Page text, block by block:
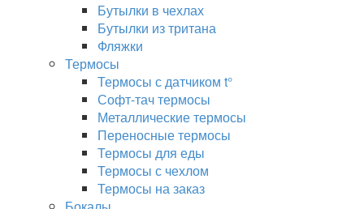
Бутылки в чехлах
Бутылки из тритана
Фляжки
Термосы
Термосы с датчиком t°
Софт-тач термосы
Металлические термосы
Переносные термосы
Термосы для еды
Термосы с чехлом
Термосы на заказ